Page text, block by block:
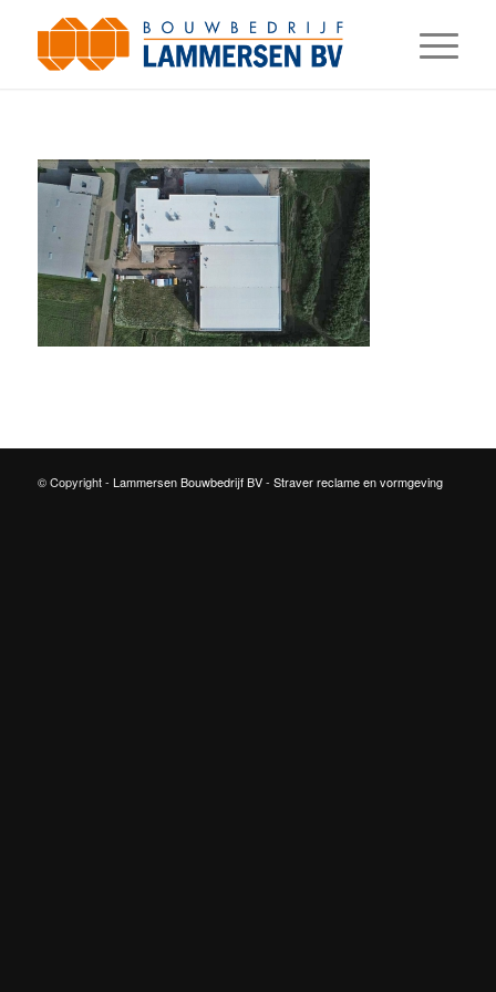
© Copyright - Lammersen Bouwbedrijf BV- Straver reclame en vormgeving